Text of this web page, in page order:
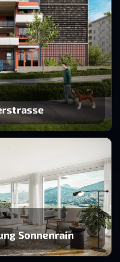
Sonnenrain